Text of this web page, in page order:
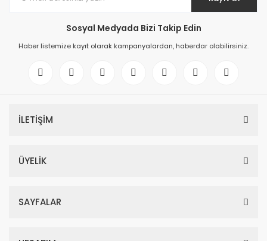
Sosyal Medyada Bizi Takip Edin
Haber listemize kayıt olarak kampanyalardan, haberdar olabilirsiniz.
İLETİŞİM
ÜYELİK
SAYFALAR